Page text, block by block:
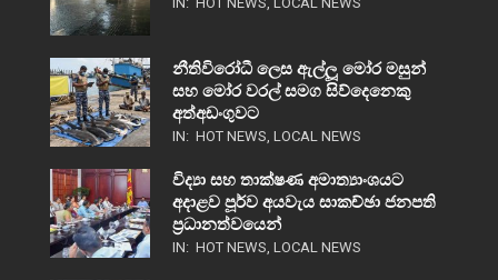
නීතිවිරෝධී ලෙස ඇල්ලූ මෝර මසුන්
සහ මෝර වරල් සමග සිව්දෙනෙකු
අත්අඩංගුවට
IN: HOT NEWS, LOCAL NEWS
විද්‍යා සහ තාක්ෂණ අමාත්‍යාංශයට
අදාළව පූර්ව අයවැය සාකච්ඡා ජනපති
ප්‍රධානත්වයෙන්
IN: HOT NEWS, LOCAL NEWS